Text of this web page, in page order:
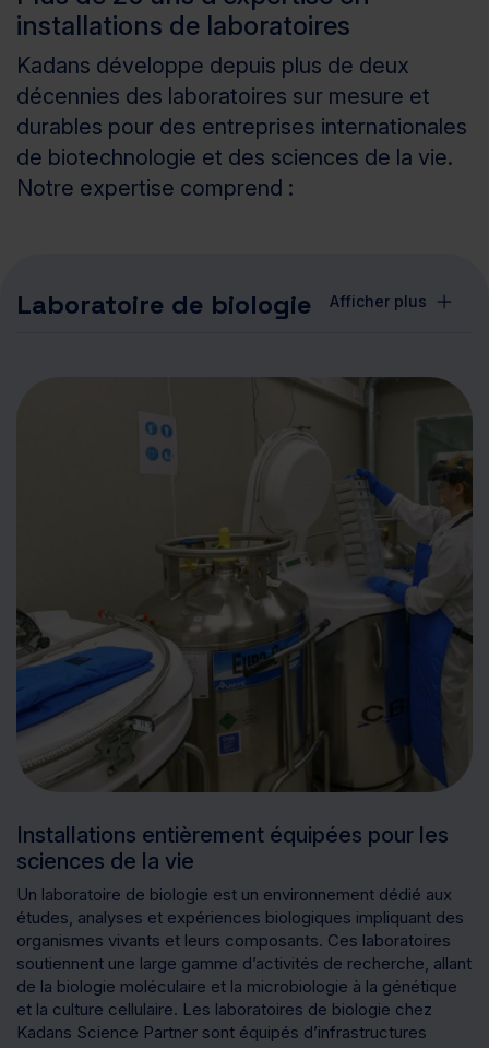
installations de laboratoires
Kadans développe depuis plus de deux
décennies des laboratoires sur mesure et
durables pour des entreprises internationales
de biotechnologie et des sciences de la vie.
Notre expertise comprend :
Laboratoire de biologie Afficher plus
Installations entièrement équipées pour les
sciences de la vie
Un laboratoire de biologie est un environnement dédié aux
études, analyses et expériences biologiques impliquant des
organismes vivants et leurs composants. Ces laboratoires
soutiennent une large gamme d’activités de recherche, allant
de la biologie moléculaire et la microbiologie à la génétique
et la culture cellulaire. Les laboratoires de biologie chez
Kadans Science Partner sont équipés d’infrastructures